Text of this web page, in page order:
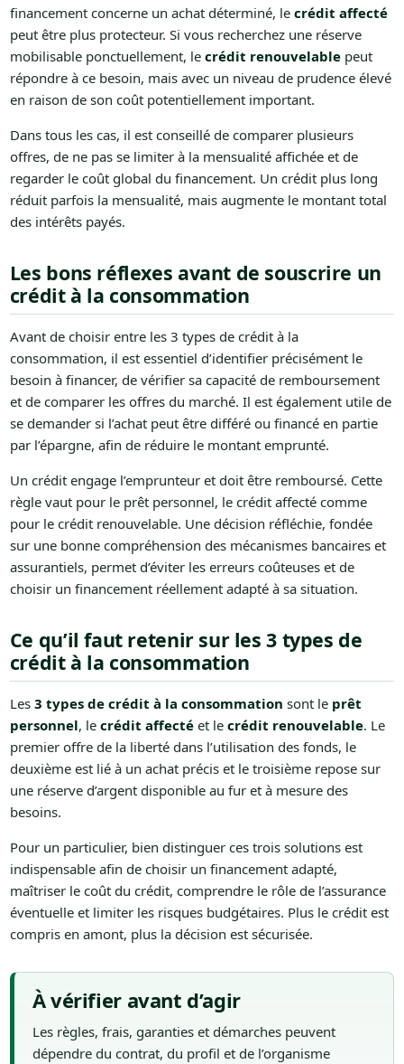
financement concerne un achat déterminé, le crédit affecté
peut être plus protecteur. Si vous recherchez une réserve
mobilisable ponctuellement, le crédit renouvelablepeut
répondre à ce besoin, mais avec un niveau de prudence élevé
en raison de son coût potentiellement important.
Dans tous les cas, il est conseillé de comparer plusieurs
offres, de ne pas se limiter à la mensualité affichée et de
regarder le coût global du financement. Un crédit plus long
réduit parfois la mensualité, mais augmente le montant total
des intérêts payés.
Les bons réflexes avant de souscrire un
crédit à la consommation
Avant de choisir entre les 3 types de crédit à la
consommation, il est essentiel d’identifier précisément le
besoin à financer, de vérifier sa capacité de remboursement
et de comparer les offres du marché. Il est également utile de
se demander si l’achat peut être différé ou financé en partie
par l’épargne, afin de réduire le montant emprunté.
Un crédit engage l’emprunteur et doit être remboursé. Cette
règle vaut pour le prêt personnel, le crédit affecté comme
pour le crédit renouvelable. Une décision réfléchie, fondée
sur une bonne compréhension des mécanismes bancaires et
assurantiels, permet d’éviter les erreurs coûteuses et de
choisir un financement réellement adapté à sa situation.
Ce qu’il faut retenir sur les 3 types de
crédit à la consommation
Les 3 types de crédit à la consommation sont le prêt
personnel, le crédit affectéet le crédit renouvelable. Le
premier offre de la liberté dans l’utilisation des fonds, le
deuxième est lié à un achat précis et le troisième repose sur
une réserve d’argent disponible au fur et à mesure des
besoins.
Pour un particulier, bien distinguer ces trois solutions est
indispensable afin de choisir un financement adapté,
maîtriser le coût du crédit, comprendre le rôle de l’assurance
éventuelle et limiter les risques budgétaires. Plus le crédit est
compris en amont, plus la décision est sécurisée.
À vérifier avant d’agir
Les règles, frais, garanties et démarches peuvent
dépendre du contrat, du profil et de l’organisme